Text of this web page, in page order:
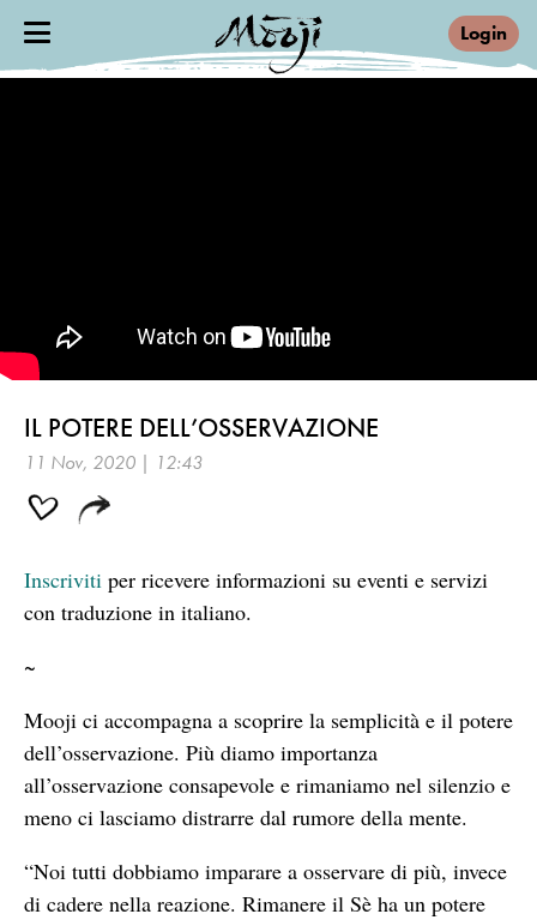
Login
IL POTERE DELL’OSSERVAZIONE
11 Nov, 2020 | 12:43
Inscriviti per ricevere informazioni su eventi e servizi
con traduzione in italiano.
~
Mooji ci accompagna a scoprire la semplicità e il potere
dell’osservazione. Più diamo importanza
all’osservazione consapevole e rimaniamo nel silenzio e
meno ci lasciamo distrarre dal rumore della mente.
“Noi tutti dobbiamo imparare a osservare di più, invece
di cadere nella reazione. Rimanere il Sè ha un potere